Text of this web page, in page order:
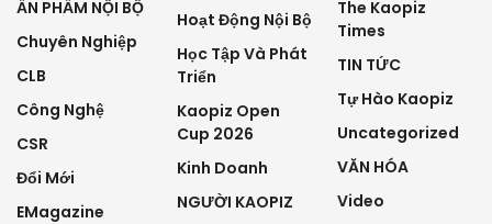
ẤN PHẨM NỘI BỘ
Chuyên Nghiệp
CLB
Công Nghệ
CSR
Đổi Mới
EMagazine
Hoạt Động Nội Bộ
Học Tập Và Phát
Triển
Kaopiz Open
Cup 2026
Kinh Doanh
NGƯỜI KAOPIZ
The Kaopiz
Times
TIN TỨC
Tự Hào Kaopiz
Uncategorized
VĂN HÓA
Video